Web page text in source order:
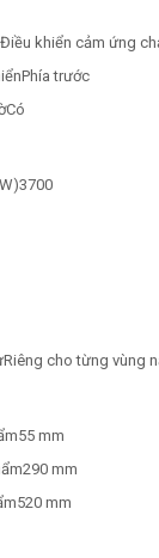
khiển cảm ứng
trước
cho từng vùng
mm
mm
mm